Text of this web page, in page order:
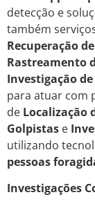
detecção e
também
Recuperação
Rastreamento
Investigação
para atuar com
de Localização
Golpistas e
utilizando
pessoas
Investigações